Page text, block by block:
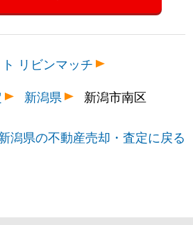
リビンマッチ
新潟県 新潟市南区
潟県の不動産売却・査定に戻る